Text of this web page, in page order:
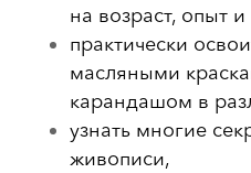
на возраст, опыт
практически
масляными
карандашом в
узнать многие
живописи,